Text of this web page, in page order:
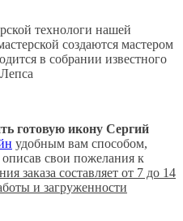
технологи нашей
создаются мастером
в собрании известного
готовую икону Сергий
удобным вам способом,
описав свои пожелания к
заказа составляет от 7 до 14
и загруженности